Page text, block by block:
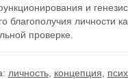
и
благополучия
проверке.
личность, концепция